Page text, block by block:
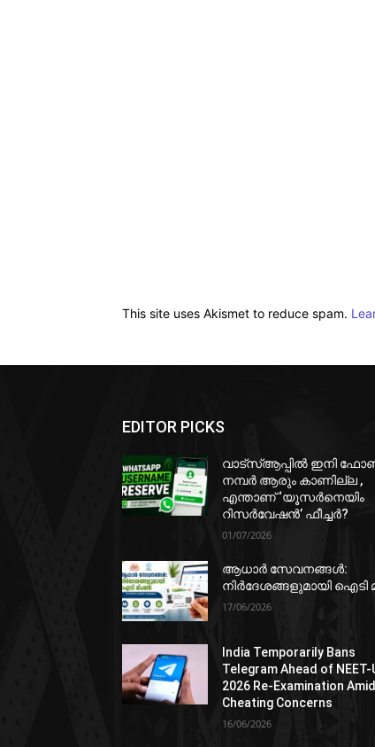
This site uses Akismet to reduce spam.
EDITOR PICKS
വാട്‌സ്ആപ്പിൽ ഇനി
നമ്പർ ആരും കാണില്ല ,
എന്താണ് ‘യൂസർനെയിം
റിസർവേഷൻ’ ഫീച്ചർ?
01/07/2026
ആധാർ സേവനങ്ങൾ:
നിർദേശങ്ങളുമായി ഐടി
17/06/2026
India Temporarily Bans
Telegram Ahead of NEET-
2026 Re-Examination Amid
Cheating Concerns
16/06/2026